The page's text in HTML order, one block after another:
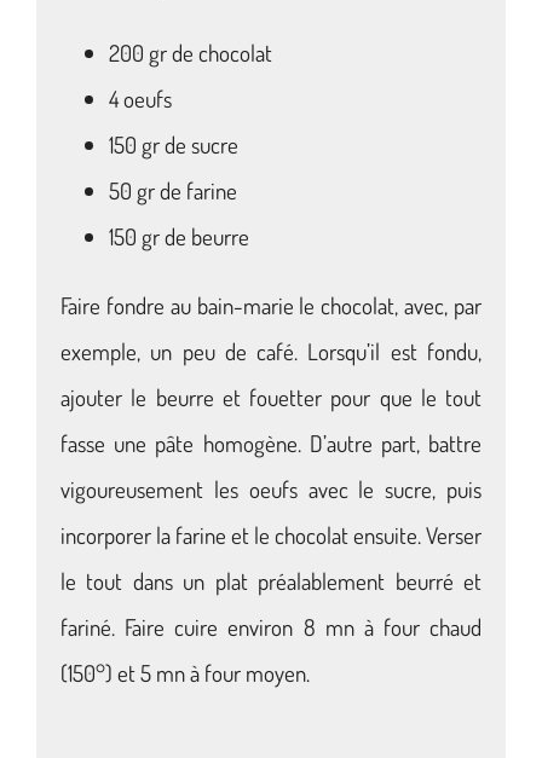
200 gr de chocolat
4 oeufs
150 gr de sucre
50 gr de farine
150 gr de beurre
Faire fondre au bain-marie le chocolat, avec, par
exemple, un peu de café. Lorsqu’il est fondu,
ajouter le beurre et fouetter pour que le tout
fasse une pâte homogène. D’autre part, battre
vigoureusement les oeufs avec le sucre, puis
incorporer la farine et le chocolat ensuite. Verser
le tout dans un plat préalablement beurré et
fariné. Faire cuire environ 8 mn à four chaud
(150°) et 5 mn à four moyen.